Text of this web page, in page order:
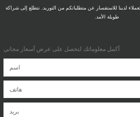
لدينا للاستفسار عن متطلباتكم من التوريد. نتطلع إلى شراكة
طويلة الأمد.
أكمل معلوماتك لتحصل على عرض أسعار مجاني